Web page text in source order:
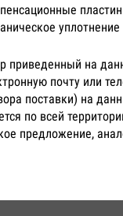
приведенный на
почту или
поставки) на
по всей
предложение,